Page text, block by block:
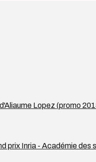
Lopez (promo
prix Inria - Académie des